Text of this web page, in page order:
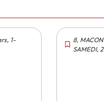
, 1-
8,
SAMEDI,